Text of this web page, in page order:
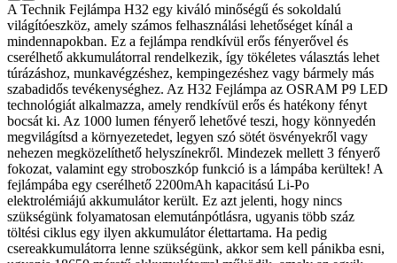
A Technik Fejlámpa H32 egy kiváló minőségű és sokoldalú
világítóeszköz, amely számos felhasználási lehetőséget kínál a
mindennapokban. Ez a fejlámpa rendkívül erős fényerővel és
cserélhető akkumulátorral rendelkezik, így tökéletes választás lehet
túrázáshoz, munkavégzéshez, kempingezéshez vagy bármely más
szabadidős tevékenységhez. Az H32 Fejlámpa az OSRAM P9 LED
technológiát alkalmazza, amely rendkívül erős és hatékony fényt
bocsát ki. Az 1000 lumen fényerő lehetővé teszi, hogy könnyedén
megvilágítsd a környezetedet, legyen szó sötét ösvényekről vagy
nehezen megközelíthető helyszínekről. Mindezek mellett 3 fényerő
fokozat, valamint egy stroboszkóp funkció is a lámpába kerültek! A
fejlámpába egy cserélhető 2200mAh kapacitású Li-Po
elektrolémiájú akkumulátor került. Ez azt jelenti, hogy nincs
szükségünk folyamatosan elemutánpótlásra, ugyanis több száz
töltési ciklus egy ilyen akkumulátor élettartama. Ha pedig
csereakkumulátorra lenne szükségünk, akkor sem kell pánikba esni,